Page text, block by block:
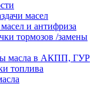
масел
и антифриза
тормозов /замены
масла в АКПП, ГУР
топлива